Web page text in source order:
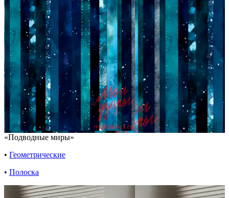
«Подводные миры»
• Геометрические
• Полоска